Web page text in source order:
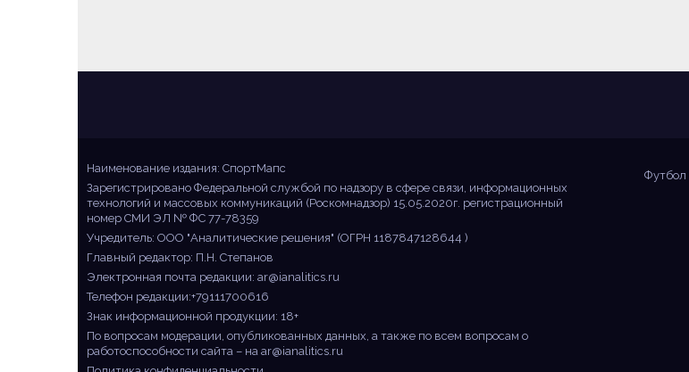
Наименование издания: СпортМапс
Зарегистрировано Федеральной службой по надзору в сфере связи, информационных
технологий и массовых коммуникаций (Роскомнадзор) 15.05.2020г. регистрационный
номер СМИ ЭЛ № ФС 77-78359
Учредитель: ООО "Аналитические решения" (ОГРН 1187847128644 )
Главный редактор: П.Н. Степанов
Электронная почта редакции: ar@ianalitics.ru
Телефон редакции:+79111700616
Знак информационной продукции: 18+
По вопросам модерации, опубликованных данных, а также по всем вопросам о
работоспособности сайта – на ar@ianalitics.ru
Футбол